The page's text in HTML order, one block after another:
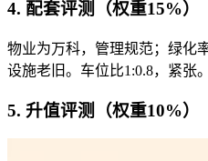
4. 配套评测（权重15%）
物业为万科，管理规范；绿化
设施老旧。车位比1:0.8，紧张
5. 升值评测（权重10%）